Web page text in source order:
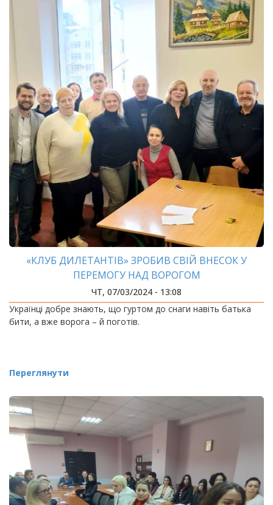
«КЛУБ ДИЛЕТАНТІВ» ЗРОБИВ СВІЙ ВНЕСОК У
ПЕРЕМОГУ НАД ВОРОГОМ
ЧТ, 07/03/2024 - 13:08
Українці добре знають, що гуртом до снаги навіть батька
бити, а вже ворога – й поготів.
Переглянути